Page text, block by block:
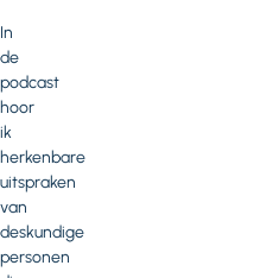
In
de
podcast
hoor
ik
herkenbare
uitspraken
van
deskundige
personen